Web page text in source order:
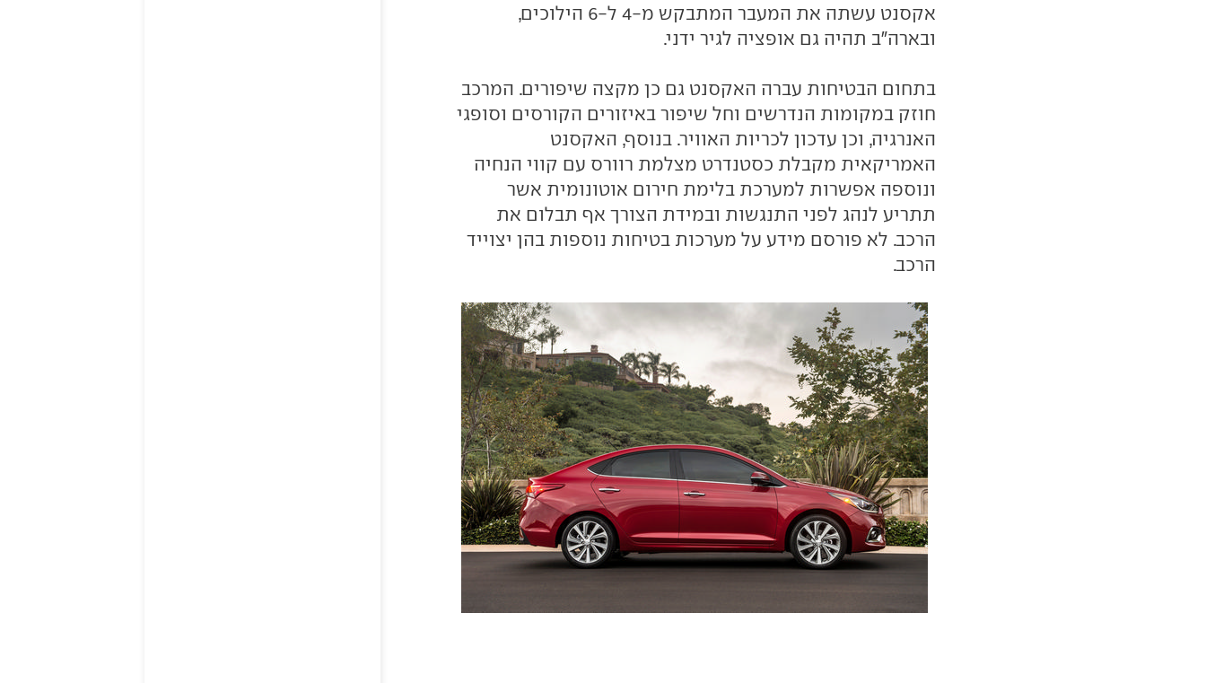
אקסנט עשתה את המעבר המתבקש מ-4 ל-6 הילוכים,
ובארה"ב תהיה גם אופציה לגיר ידני.
בתחום הבטיחות עברה האקסנט גם כן מקצה שיפורים. המרכב
חוזק במקומות הנדרשים וחל שיפור באיזורים הקורסים וסופגי
האנרגיה, וכן עדכון לכריות האוויר. בנוסף, האקסנט
האמריקאית מקבלת כסטנדרט מצלמת רוורס עם קווי הנחיה
ונוספה אפשרות למערכת בלימת חירום אוטונומית אשר
תתריע לנהג לפני התנגשות ובמידת הצורך אף תבלום את
הרכב. לא פורסם מידע על מערכות בטיחות נוספות בהן יצוייד
הרכב.